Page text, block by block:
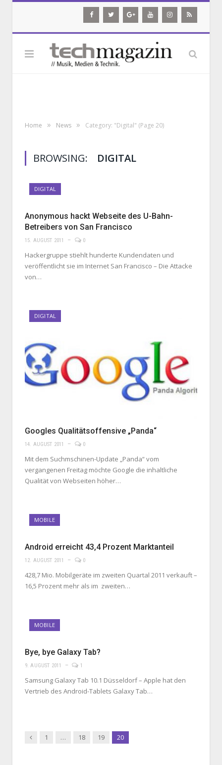
Home » News » Category: "Digital" (Page 20)
BROWSING: DIGITAL
DIGITAL
Anonymous hackt Webseite des U-Bahn-
Betreibers von San Francisco
15. AUGUST 2011 0
Hackergruppe stiehlt hunderte Kundendaten und
veröffentlicht sie im Internet San Francisco – Die Attacke
von…
DIGITAL
Googles Qualitätsoffensive „Panda“
14. AUGUST 2011 0
Mit dem Suchmschinen-Update „Panda“ vom
vergangenen Freitag möchte Google die inhaltliche
Qualität von Webseiten höher…
MOBILE
Android erreicht 43,4 Prozent Marktanteil
12. AUGUST 2011 0
428,7 Mio. Mobilgeräte im zweiten Quartal 2011 verkauft –
16,5 Prozent mehr als im zweiten…
MOBILE
Bye, bye Galaxy Tab?
9. AUGUST 2011 1
Samsung Galaxy Tab 10.1 Düsseldorf – Apple hat den
Vertrieb des Android-Tablets Galaxy Tab…
Previous
1 … 18 19 20